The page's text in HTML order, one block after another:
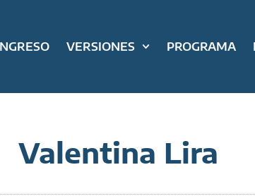
VERSIONES PROGRAMA
Valentina Lira